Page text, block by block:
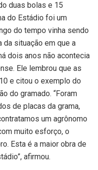
duas bolas e 15
do Estádio foi um
do tempo vinha sendo
da situação em que a
dois anos não acontecia
Ele lembrou que as
e citou o exemplo do
do gramado. “Foram
de placas da grama,
um agrônomo
muito esforço, o
Esta é a maior obra de
afirmou.